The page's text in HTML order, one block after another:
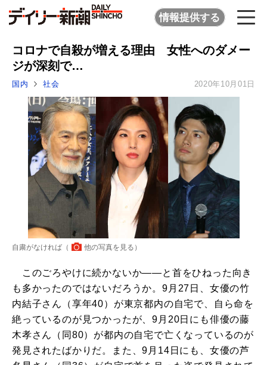
情報提供する
コロナで自殺が増える理由 女性へのダメー
ジが深刻で…
国内 社会 2020年10月01日
自粛がなければ（ 他の写真を見る ）
このごろやけに続かないか――と首をひねった向き
も多かったのではないだろうか。9月27日、女優の竹
内結子さん（享年40）が東京都内の自宅で、自ら命を
絶っているのが見つかったが、9月20日にも俳優の藤
木孝さん（同80）が都内の自宅で亡くなっているのが
発見されたばかりだ。また、9月14日にも、女優の芦